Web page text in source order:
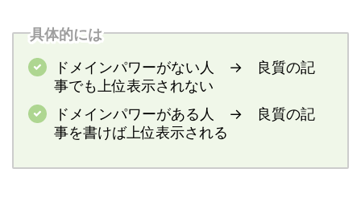
具体的には
ドメインパワーがない人 → 良質の記
事でも上位表示されない
ドメインパワーがある人 → 良質の記
事を書けば上位表示される